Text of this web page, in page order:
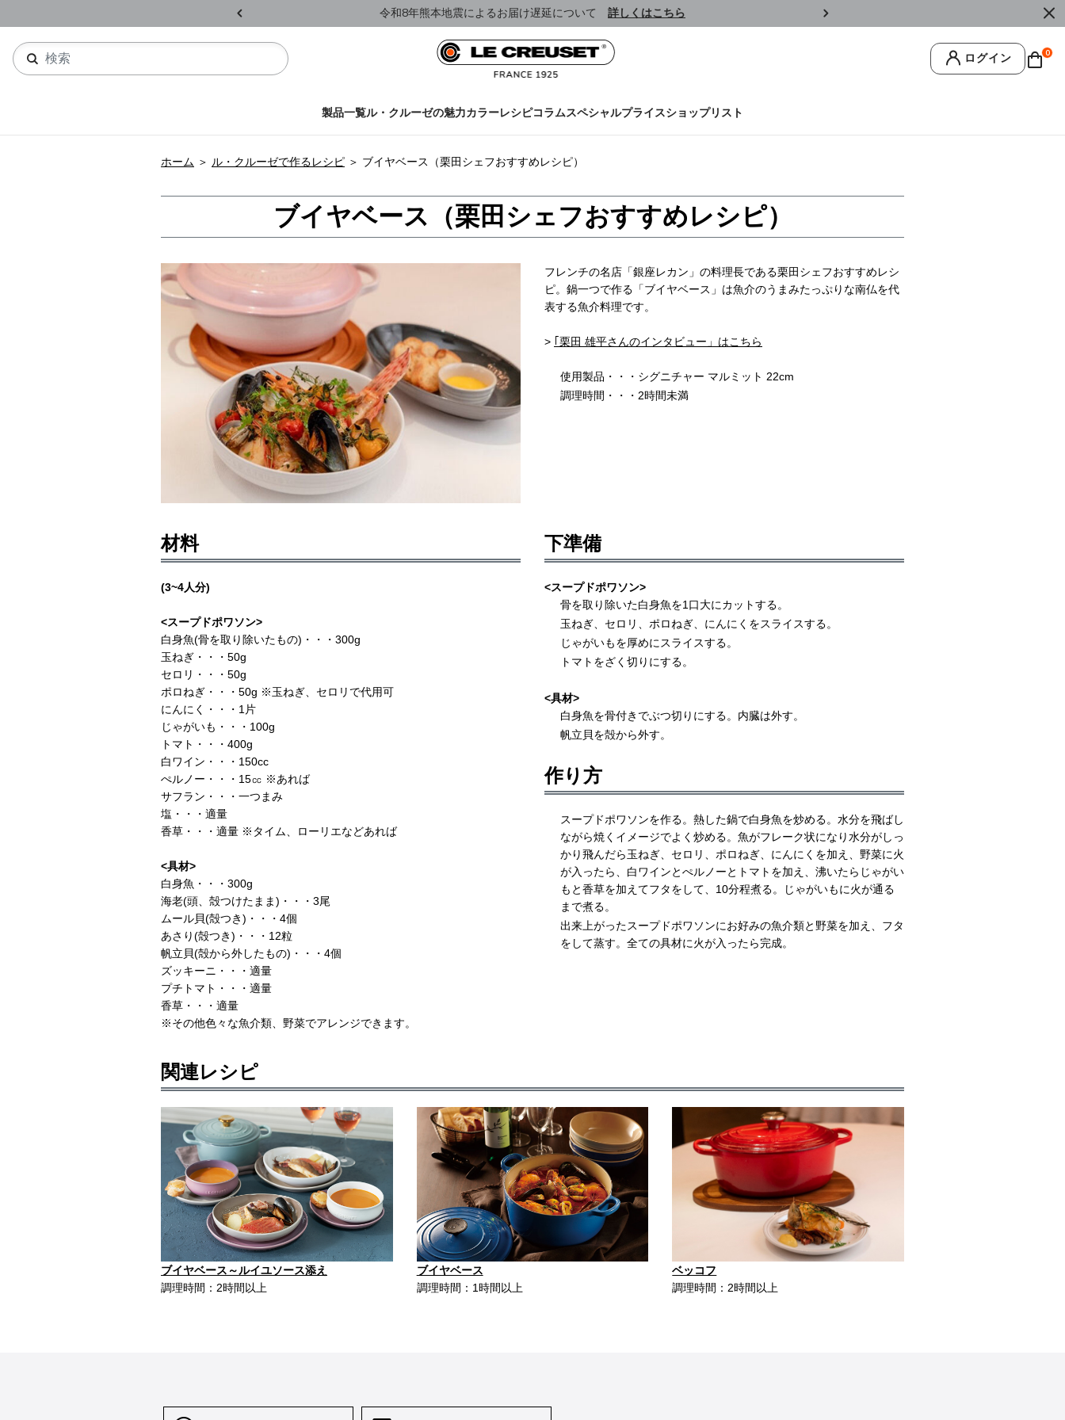
令和8年熊本地震によるお届け遅延について 詳しくはこちら ￥
ログイン 0
製品一覧ル・クルーゼの魅力カラーレシピコラムスペシャルプライスショップリスト
ホーム ＞ ル・クルーゼで作るレシピ ＞ ブイヤベース（栗田シェフおすすめレシピ）
ブイヤベース（栗田シェフおすすめレシピ）
フレンチの名店「銀座レカン」の料理長である栗田シェフおすすめレシ
ピ。鍋一つで作る「ブイヤベース」は魚介のうまみたっぷりな南仏を代
表する魚介料理です。
> ｢栗田 雄平さんのインタビュー」はこちら
使用製品・・・シグニチャー マルミット 22cm
調理時間・・・2時間未満
材料
(3~4人分)
<スープドポワソン>
白身魚(骨を取り除いたもの)・・・300g
玉ねぎ・・・50g
セロリ・・・50g
ポロねぎ・・・50g ※玉ねぎ、セロリで代用可
にんにく・・・1片
じゃがいも・・・100g
トマト・・・400g
白ワイン・・・150cc
ぺルノー・・・15㏄ ※あれば
サフラン・・・一つまみ
塩・・・適量
香草・・・適量 ※タイム、ローリエなどあれば
<具材>
白身魚・・・300g
海老(頭、殻つけたまま)・・・3尾
ムール貝(殻つき)・・・4個
あさり(殻つき)・・・12粒
帆立貝(殻から外したもの)・・・4個
ズッキーニ・・・適量
プチトマト・・・適量
香草・・・適量
※その他色々な魚介類、野菜でアレンジできます。
下準備
<スープドポワソン>
骨を取り除いた白身魚を1口大にカットする。
玉ねぎ、セロリ、ポロねぎ、にんにくをスライスする。
じゃがいもを厚めにスライスする。
トマトをざく切りにする。
<具材>
白身魚を骨付きでぶつ切りにする。内臓は外す。
帆立貝を殻から外す。
作り方
スープドポワソンを作る。熱した鍋で白身魚を炒める。水分を飛ばし
ながら焼くイメージでよく炒める。魚がフレーク状になり水分がしっ
かり飛んだら玉ねぎ、セロリ、ポロねぎ、にんにくを加え、野菜に火
が入ったら、白ワインとぺルノーとトマトを加え、沸いたらじゃがい
もと香草を加えてフタをして、10分程煮る。じゃがいもに火が通る
まで煮る。
出来上がったスープドポワソンにお好みの魚介類と野菜を加え、フタ
をして蒸す。全ての具材に火が入ったら完成。
関連レシピ
ブイヤベース～ルイユソース添え
調理時間：2時間以上
ブイヤベース
調理時間：1時間以上
ベッコフ
調理時間：2時間以上